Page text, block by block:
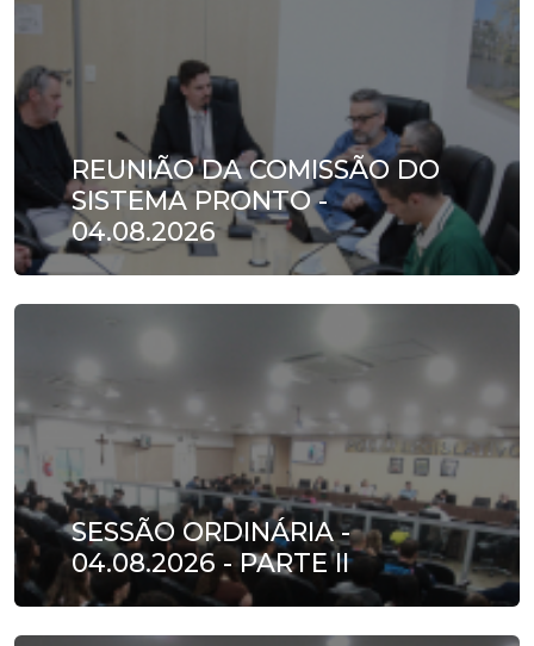
REUNIÃO DA COMISSÃO DO
SISTEMA PRONTO -
04.08.2026
SESSÃO ORDINÁRIA -
04.08.2026 - PARTE II